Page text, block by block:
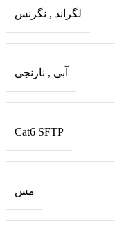
لگراند , نگزنس
آبی , نارنجی
Cat6 SFTP
مس